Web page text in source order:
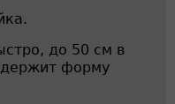
до 50 см в
форму